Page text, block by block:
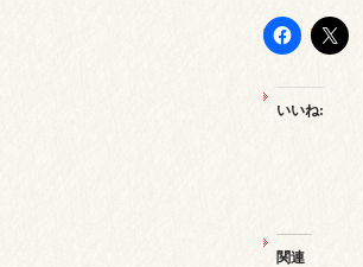
いいね:
関連